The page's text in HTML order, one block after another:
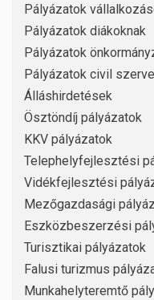
Pályázatok
Pályázatok diákoknak
Pályázatok
Pályázatok civil
Álláshirdetések
Ösztöndíj pályázatok
KKV pályázatok
Telephelyfejlesztési
Vidékfejlesztési
Mezőgazdasági
Eszközbeszerzési
Turisztikai pályázatok
Falusi turizmus
Munkahelyteremtő